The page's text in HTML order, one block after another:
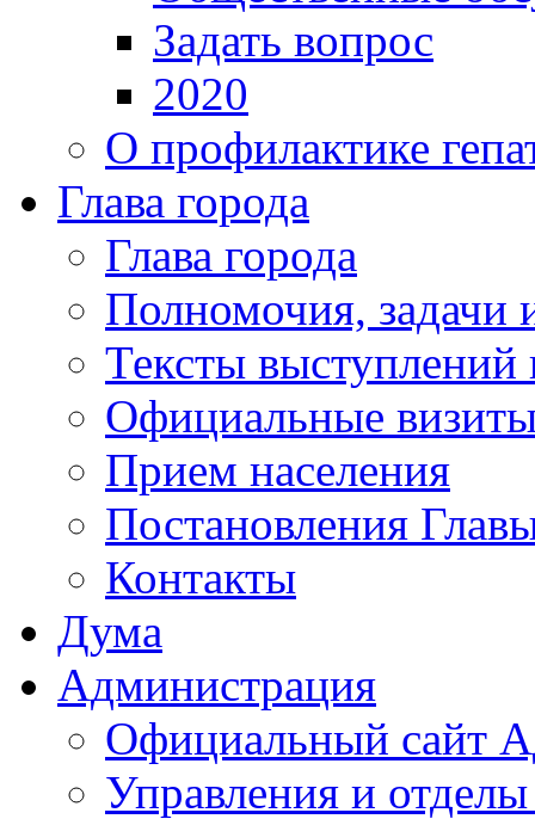
Задать вопрос
2020
О профилактике
Глава города
Глава города
Полномочия, задачи
Тексты выступлений
Официальные
Прием населения
Постановления
Контакты
Дума
Администрация
Официальный сайт
Управления и